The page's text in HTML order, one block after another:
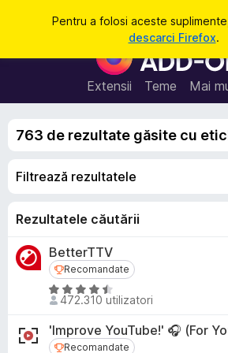
Pentru a folosi aceste
descarci Firefox.
S
u
p
l
m
u
Extensii Teme Mai
u
763 de rezultate găsite cu
Filtrează rezultatele
Rezultatele căutării
BetterTTV
Recomandate
Recomandate
E
v
a
l
472.310 utilizatori
'Improve YouTube!' 🎧 (For
Recomandate
Recomandate